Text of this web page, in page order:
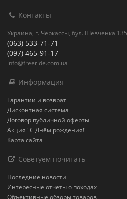
Контакты
Украина, г. Черкассы, бул. Шевченка 135
(063) 533-71-71
(097) 465-91-17
info@freeride.com.ua
Информация
Гарантии и возврат
Дисконтная система
Договор публичной оферты
Акция "С Днём рождения!"
Карта сайта
Советуем почитать
Последние новости
Интересные отчеты о походах
Объективные обзоры товаров